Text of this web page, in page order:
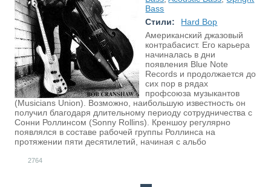
Bass
Стили:
Hard Bop
Американский джазовый
контрабасист. Его карьера
начиналась в дни
появления Blue Note
Records и продолжается до
сих пор в рядах
профсоюза музыкантов
(Musicians Union). Возможно, наибольшую известность он
получил благодаря длительному периоду сотрудничества с
Сонни Роллинсом (Sonny Rollins). Креншоу регулярно
появлялся в составе рабочей группы Роллинса на
протяжении пяти десятилетий, начиная с альбо
2764